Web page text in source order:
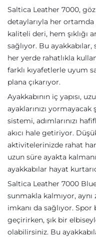
Saltica Leather 7000,
detaylarıyla her ortamda
kaliteli deri, hem şıklığı
sağlıyor. Bu
her yerde rahatlıkla
farklı kıyafetlerle uyum
plana çıkarıyor.
Ayakkabının iç yapısı,
ayaklarınızı yormayacak
sistemi, adımlarınızı
akıcı hale getiriyor.
aktivitelerinizde rahat
uzun süre ayakta
ayakkabılar hayat
Saltica Leather 7000
sunmakla kalmıyor,
imkanı da sağlıyor.
geçirirken, şık bir
olabilirsiniz. Bu